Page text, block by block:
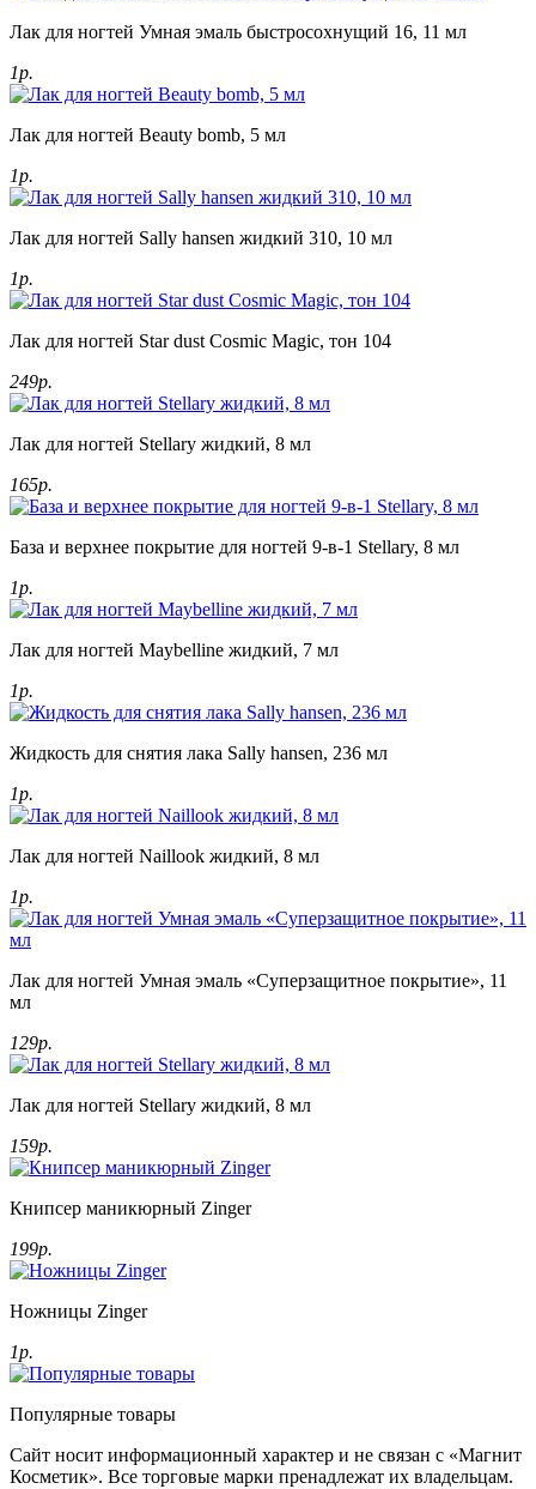
Лак для ногтей Умная эмаль быстросохнущий 16, 11 мл
1р.
Лак для ногтей Beauty bomb, 5 мл
1р.
Лак для ногтей Sally hansen жидкий 310, 10 мл
1р.
Лак для ногтей Star dust Cosmic Magic, тон 104
249р.
Лак для ногтей Stellary жидкий, 8 мл
165р.
База и верхнее покрытие для ногтей 9-в-1 Stellary, 8 мл
1р.
Лак для ногтей Maybelline жидкий, 7 мл
1р.
Жидкость для снятия лака Sally hansen, 236 мл
1р.
Лак для ногтей Naillook жидкий, 8 мл
1р.
Лак для ногтей Умная эмаль «Суперзащитное покрытие», 11
мл
129р.
Лак для ногтей Stellary жидкий, 8 мл
159р.
Книпсер маникюрный Zinger
199р.
Ножницы Zinger
1р.
Популярные товары
Сайт носит информационный характер и не связан с «Магнит
Косметик». Все торговые марки пренадлежат их владельцам.